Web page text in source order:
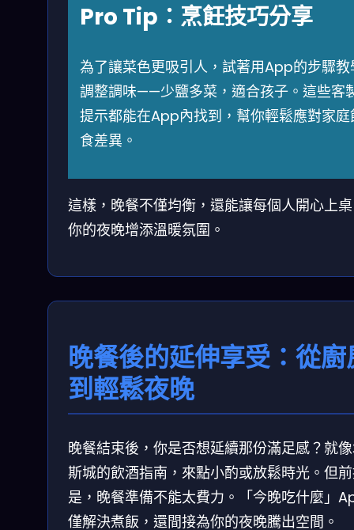
Pro Tip：烹飪技巧分享
為了讓菜色更吸引人，試著用App的步驟教
調整調味——少鹽多菜，適合孩子。這些客
提示都能在App內找到，幫你輕鬆應對家庭
食差異。
這樣，晚餐不僅均衡，還能讓每個人開心上
你的夜晚增添溫暖氛圍。
晚餐後的延伸享受：從廚
到輕鬆夜晚
晚餐結束後，你是否想延續那份滿足感？就
斯城的飲酒指南，來點小酌或放鬆時光。但
是，晚餐準備不能太費力。「今晚吃什麼」
僅解決煮飯，還間接為你的夜晚騰出空間。